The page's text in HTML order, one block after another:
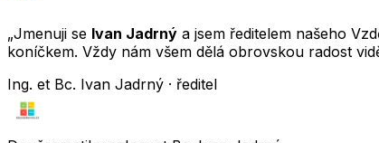
„Jmenuji se Ivan Jadrný a jsem ředitelem našeho
koníčkem. Vždy nám všem dělá obrovskou radost
Ing. et Bc. Ivan Jadrný · ředitel